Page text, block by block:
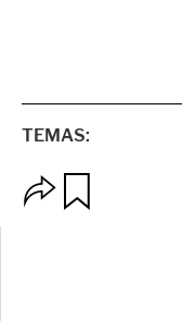
TEMAS:
p